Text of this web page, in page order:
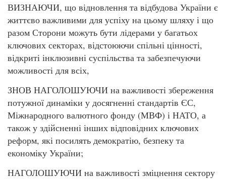
ВИЗНАЮЧИ, що відновлення та відбудова України є
життєво важливими для успіху на цьому шляху і що
разом Сторони можуть бути лідерами у багатьох
ключових секторах, відстоюючи спільні цінності,
відкриті інклюзивні суспільства та забезпечуючи
можливості для всіх,
ЗНОВ НАГОЛОШУЮЧИ на важливості збереження
потужної динаміки у досягненні стандартів ЄС,
Міжнародного валютного фонду (МВФ) і НАТО, а
також у здійсненні інших відповідних ключових
реформ, які посилять демократію, безпеку та
економіку України;
НАГОЛОШУЮЧИ на важливості зміцнення сектору